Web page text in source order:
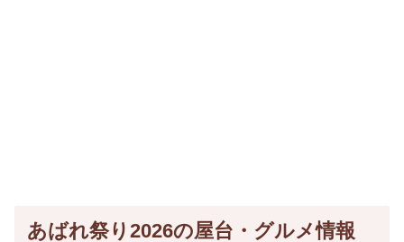
あばれ祭り2026の屋台・グルメ情報